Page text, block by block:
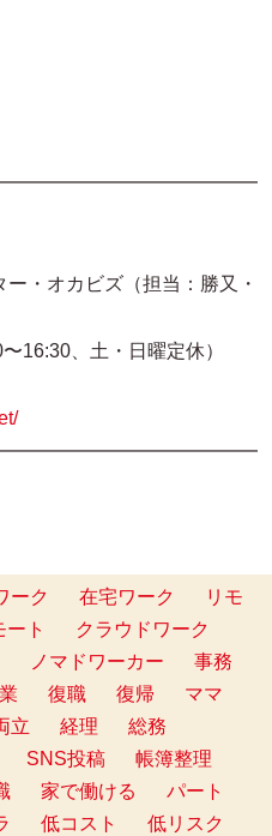
・オカビズ（担当：勝又・
16:30、土・日曜定休）
ーク 在宅ワーク
リモ
ート
クラウドワーク
ノマドワーカー
事務
復職 復帰
ママ
立 経理
総務
SNS投稿
帳簿整理
家で働ける
パート
低コスト 低リスク